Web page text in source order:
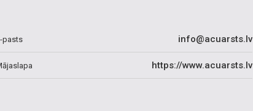
pasts info@acuarsts.lv
https://www.acuarsts.lv